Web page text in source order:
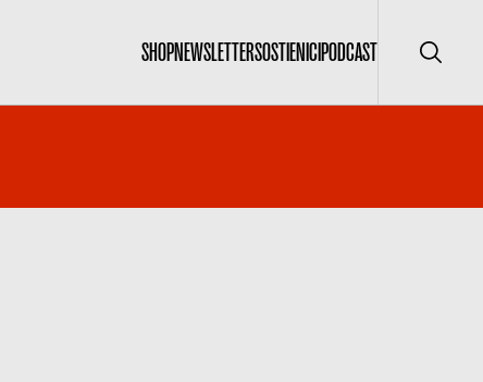
SHOPNEWSLETTERSOSTIENICIPODCAST Cerca